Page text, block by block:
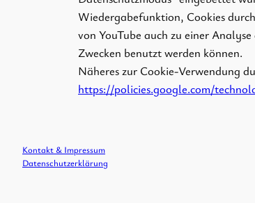
Wiedergabefunktion, Cookies
von YouTube auch zu einer
Zwecken benutzt werden können.
Näheres zur Cookie-Verwendung
https://policies.google.com/
Kontakt & Impressum
Datenschutzerklärung